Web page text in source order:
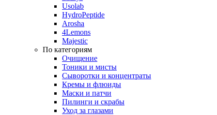
Usolab
HydroPeptide
Arosha
4Lemons
Majestic
По категориям
Очищение
Тоники и мисты
Сыворотки и концентраты
Кремы и флюиды
Маски и патчи
Пилинги и скрабы
Уход за глазами